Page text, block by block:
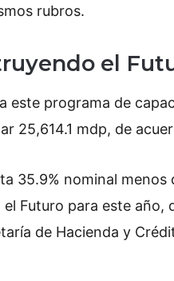
rubros.
el
este programa de
25,614.1 mdp, de
35.9% nominal
Futuro para este año,
de Hacienda y